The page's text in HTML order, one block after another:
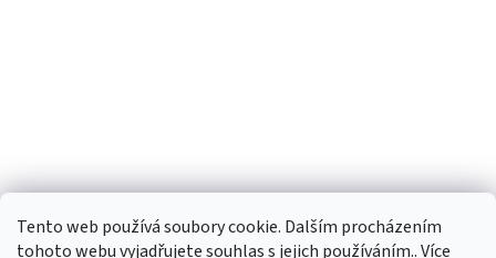
Tento web používá soubory cookie. Dalším procházením
tohoto webu vyjadřujete souhlas s jejich používáním.. Více